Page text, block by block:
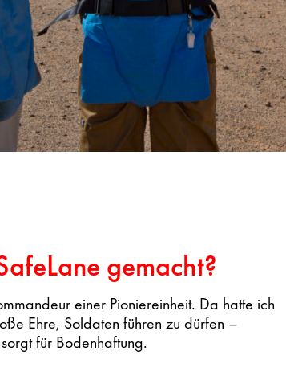
gemacht?
einer Pioniereinheit. Da hatte ich
Ehre, Soldaten führen zu dürfen –
für Bodenhaftung.